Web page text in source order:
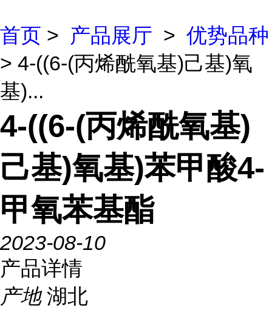
首页 > 产品展厅 > 优势品种
> 4-((6-(丙烯酰氧基)己基)氧
基)...
4-((6-(丙烯酰氧基)
己基)氧基)苯甲酸4-
甲氧苯基酯
2023-08-10
产品详情
产地 湖北